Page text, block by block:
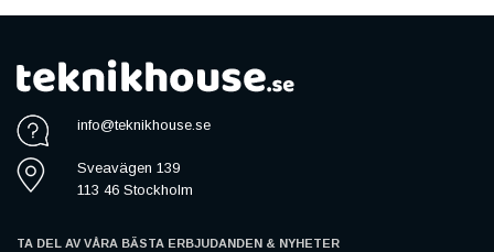
info@teknikhouse.se
Sveavägen 139
113 46 Stockholm
TA DEL AV VÅRA BÄSTA ERBJUDANDEN & NYHETER